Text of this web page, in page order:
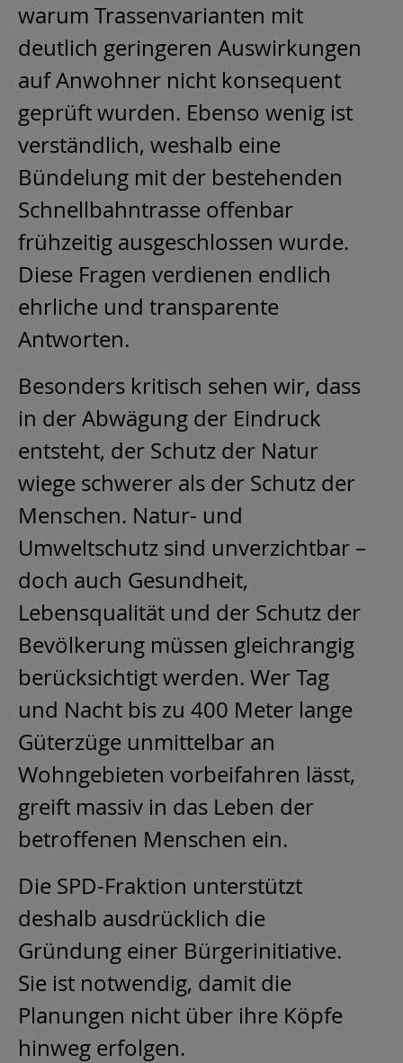
warum Trassenvarianten mit
deutlich geringeren Auswirkungen
auf Anwohner nicht konsequent
geprüft wurden. Ebenso wenig ist
verständlich, weshalb eine
Bündelung mit der bestehenden
Schnellbahntrasse offenbar
frühzeitig ausgeschlossen wurde.
Diese Fragen verdienen endlich
ehrliche und transparente
Antworten.
Besonders kritisch sehen wir, dass
in der Abwägung der Eindruck
entsteht, der Schutz der Natur
wiege schwerer als der Schutz der
Menschen. Natur- und
Umweltschutz sind unverzichtbar –
doch auch Gesundheit,
Lebensqualität und der Schutz der
Bevölkerung müssen gleichrangig
berücksichtigt werden. Wer Tag
und Nacht bis zu 400 Meter lange
Güterzüge unmittelbar an
Wohngebieten vorbeifahren lässt,
greift massiv in das Leben der
betroffenen Menschen ein.
Die SPD-Fraktion unterstützt
deshalb ausdrücklich die
Gründung einer Bürgerinitiative.
Sie ist notwendig, damit die
Planungen nicht über ihre Köpfe
hinweg erfolgen.